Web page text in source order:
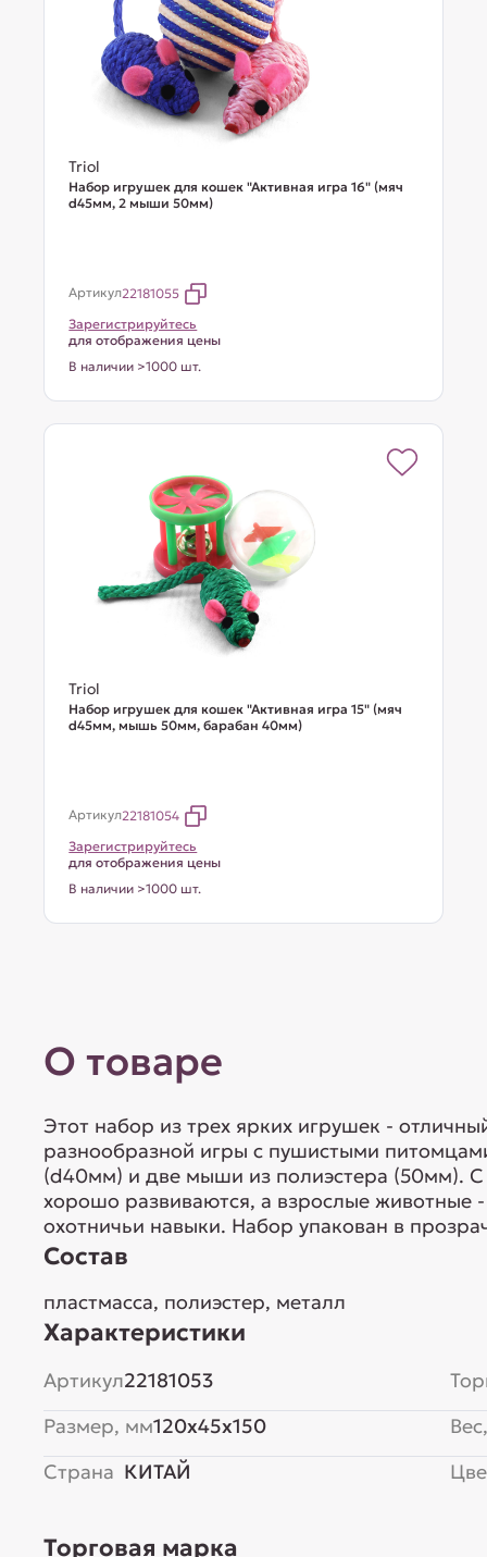
Triol
Набор игрушек для кошек "Активная игра 16" (мяч
d45мм, 2 мыши 50мм)
Артикул22181055
Зарегистрируйтесь
для отображения цены
В наличии >1000 шт.
Triol
Набор игрушек для кошек "Активная игра 15" (мяч
d45мм, мышь 50мм, барабан 40мм)
Артикул22181054
Зарегистрируйтесь
для отображения цены
В наличии >1000 шт.
О товаре
Этот набор из трех ярких игрушек -
разнообразной игры с пушистыми
(d40мм) и две мыши из полиэстера (50мм).
хорошо развиваются, а взрослые животные
охотничьи навыки. Набор упакован в
Состав
пластмасса, полиэстер, металл
Характеристики
Артикул22181053
Размер, мм120x45x150
Страна КИТАЙ
Торговая марка